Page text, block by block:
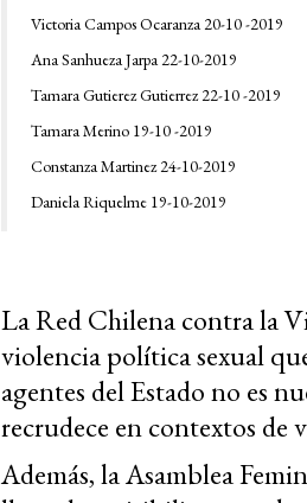
Victoria Campos Ocaranza 20-10 -2019
Ana Sanhueza Jarpa 22-10-2019
Tamara Gutierez Gutierrez 22-10 -2019
Tamara Merino 19-10 -2019
Constanza Martinez 24-10-2019
Daniela Riquelme 19-10-2019
La Red Chilena contra la
violencia política sexual
agentes del Estado no es
recrudece en contextos de
Además, la Asamblea